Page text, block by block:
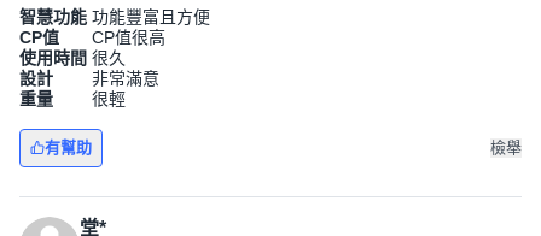
智慧功能 功能豐富且方便
CP值
CP值很高
使用時間 很久
設計
非常滿意
重量
很輕
有幫助 檢舉
堂*